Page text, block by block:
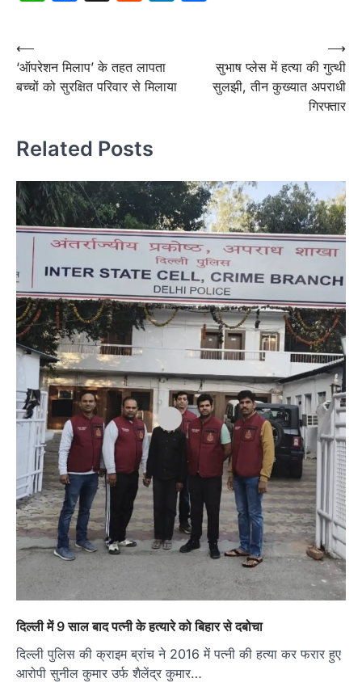
Post
navigation
⟵
‘ऑपरेशन मिलाप’ के तहत लापता
बच्चों को सुरक्षित परिवार से मिलाया
सुभाष प्लेस में हत्या की गुत्थी
सुलझी, तीन कुख्यात अपराधी
गिरफ्तार
⟶
Related Posts
दिल्ली में 9 साल बाद पत्नी के हत्यारे को बिहार से दबोचा
दिल्ली पुलिस की क्राइम ब्रांच ने 2016 में पत्नी की हत्या कर फरार हुए
आरोपी सुनील कुमार उर्फ शैलेंद्र कुमार…